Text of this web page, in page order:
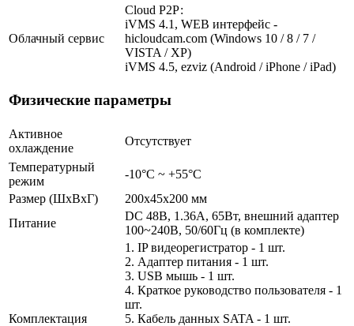
Облачный сервис
Cloud Р2Р:
iVMS 4.1, WEB интерфейс -
hicloudcam.com (Windows 10 / 8 / 7 /
VISTA / XP)
iVMS 4.5, ezviz (Android / iPhone / iPad)
Физические параметры
Активное
охлаждение
Отсутствует
Температурный
режим
-10°C ~ +55°C
Размер (ШxВxГ)
200x45x200 мм
Питание
DC 48В, 1.36А, 65Вт, внешний адаптер
100~240В, 50/60Гц (в комплекте)
Комплектация
1. IP видеорегистратор - 1 шт.
2. Адаптер питания - 1 шт.
3. USB мышь - 1 шт.
4. Краткое руководство пользователя - 1
шт.
5. Кабель данных SATA - 1 шт.